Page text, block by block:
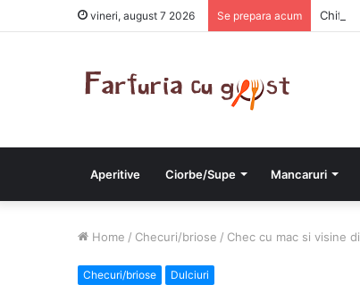
vineri, august 7 2026 Se prepara acum
Aperitive Ciorbe/Supe Mancaruri
Home / Checuri/briose / Chec cu mac si visine
Checuri/briose Dulciuri